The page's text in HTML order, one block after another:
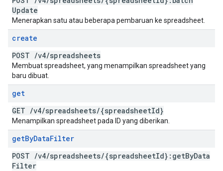
Update
Menerapkan satu atau beberapa pembaruan ke spreadsheet.
create
POST /v4/spreadsheets
Membuat spreadsheet, yang menampilkan spreadsheet yang
baru dibuat.
get
GET /v4/spreadsheets/{spreadsheetId}
Menampilkan spreadsheet pada ID yang diberikan.
getByDataFilter
POST /v4/spreadsheets/{spreadsheetId}:getByData
Filter